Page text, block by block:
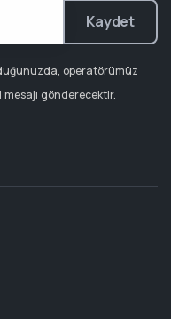
Kaydet
operatörümüz
gönderecektir.